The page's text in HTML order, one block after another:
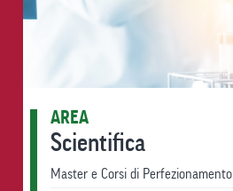
AREA
Scientifica
Master e Corsi di Perfezionamento